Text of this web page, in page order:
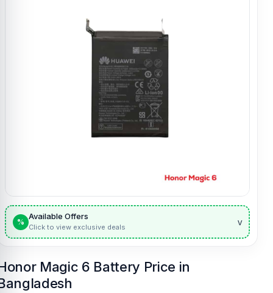
%
Available Offers
Click to view exclusive deals v
Magic 6 Battery Price in